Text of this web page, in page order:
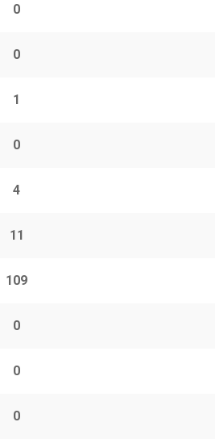
0
0
1
0
4
11
109
0
0
0